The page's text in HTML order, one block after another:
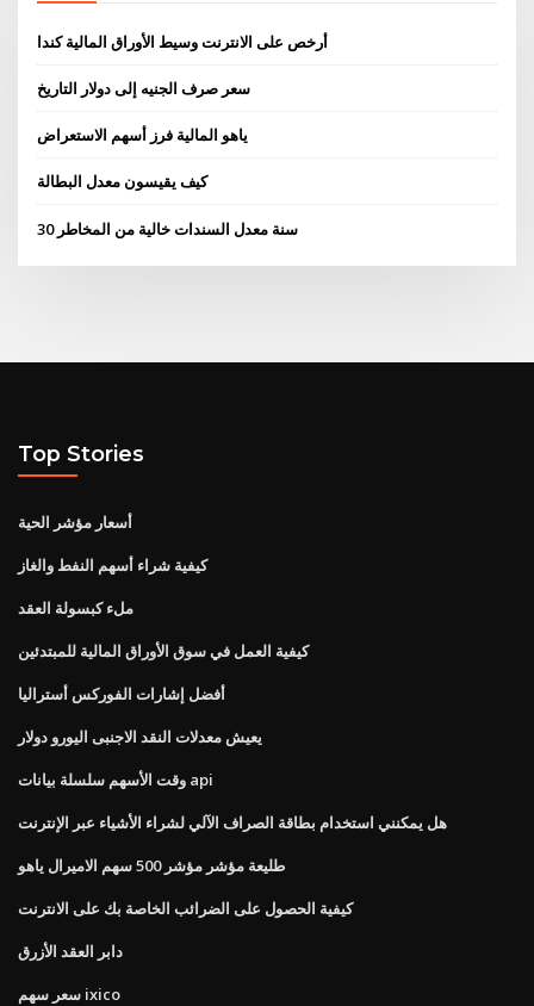
أرخص على الانترنت وسيط الأوراق المالية كندا
سعر صرف الجنيه إلى دولار التاريخ
ياهو المالية فرز أسهم الاستعراض
كيف يقيسون معدل البطالة
30 سنة معدل السندات خالية من المخاطر
Top Stories
أسعار مؤشر الحية
كيفية شراء أسهم النفط والغاز
ملء كبسولة العقد
كيفية العمل في سوق الأوراق المالية للمبتدئين
أفضل إشارات الفوركس أستراليا
يعيش معدلات النقد الاجنبى اليورو دولار
وقت الأسهم سلسلة بيانات api
هل يمكنني استخدام بطاقة الصراف الآلي لشراء الأشياء عبر الإنترنت
طليعة مؤشر مؤشر 500 سهم الاميرال ياهو
كيفية الحصول على الضرائب الخاصة بك على الانترنت
دابر العقد الأزرق
سعر سهم ixico